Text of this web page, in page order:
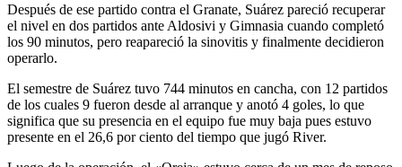
Después de ese partido contra el Granate, Suárez pareció recuperar
el nivel en dos partidos ante Aldosivi y Gimnasia cuando completó
los 90 minutos, pero reapareció la sinovitis y finalmente decidieron
operarlo.
El semestre de Suárez tuvo 744 minutos en cancha, con 12 partidos
de los cuales 9 fueron desde al arranque y anotó 4 goles, lo que
significa que su presencia en el equipo fue muy baja pues estuvo
presente en el 26,6 por ciento del tiempo que jugó River.